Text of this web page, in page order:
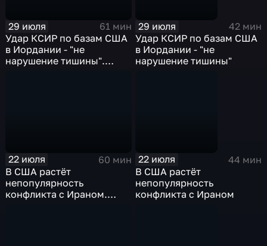
29 июля
61 мин
Удар КСИР по базам США
в Иордании - "не
нарушение тишины".
29 июля
42 мин
Удар КСИР по базам США
в Иордании - "не
нарушение тишины"
22 июля
60 мин
В США растёт
непопулярность
конфликта с Ираном.
22 июля
44 мин
В США растёт
непопулярность
конфликта с Ираном